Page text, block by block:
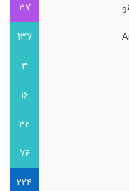
37
137
3
16
32
76
224